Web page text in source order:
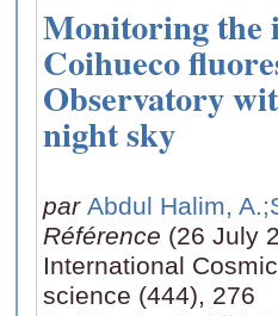
Monitoring the
Coihueco
Observatory
night sky
par Abdul Halim, A.
Référence (26 July
International
science (444), 276